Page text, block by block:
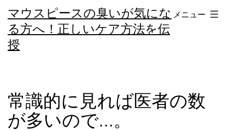
コ
テ
へ
マウスピースの臭いが気にな
る方へ！正しいケア方法を伝
授
メニュー
常識的に見れば医者の数
が多いので…。